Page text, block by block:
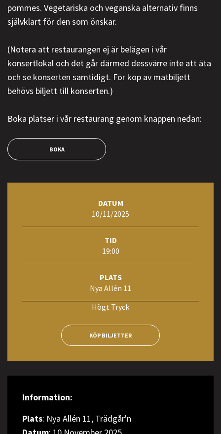
pommes. Vegetariska och veganska alternativ finns
självklart för den som önskar.
(Notera att restaurangen ej är belägen i vår
konsertlokal och det går därmed dessvärre inte att äta
och se konserten samtidigt. För köp av matbiljett
behövs biljett till konserten.)
Boka platser i vår restaurang genom knappen nedan:
BOKA
DATUM
10/11/2025
TID
19:00
PLATS
Nya Allén 11
Högt Tryck
KÖP BILJETTER
Information:
Plats: Nya Allén 11, Trädgår'n